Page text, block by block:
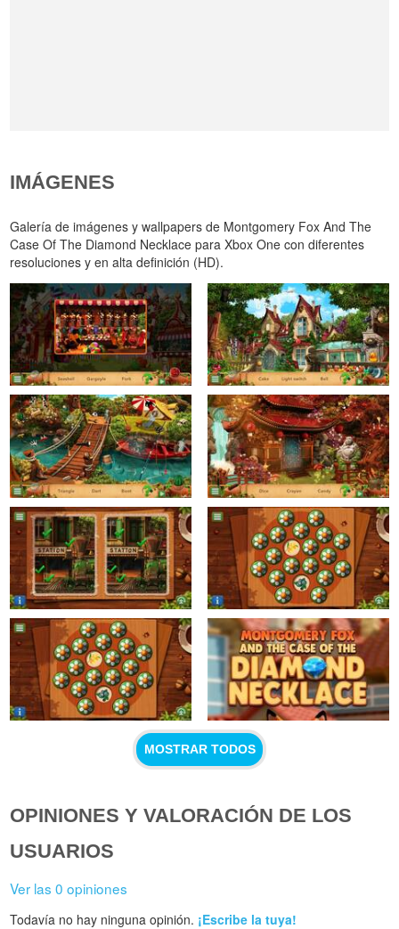
IMÁGENES
Galería de imágenes y wallpapers de Montgomery Fox And The
Case Of The Diamond Necklace para Xbox One con diferentes
resoluciones y en alta definición (HD).
MOSTRAR TODOS
OPINIONES Y VALORACIÓN DE LOS
USUARIOS
Ver las 0 opiniones
Todavía no hay ninguna opinión. ¡Escribe la tuya!